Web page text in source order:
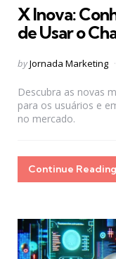
X Inova:
de Usar o
Posted
byJornada Marketing
Descubra as novas
para os usuários e
no mercado.
Continue Reading